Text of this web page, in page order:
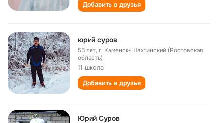
Добавить в друзья
юрий суров
55 лет,г. Каменск-Шахтинский (Ростовская
область)
11 школа
Добавить в друзья
Юрий Суров